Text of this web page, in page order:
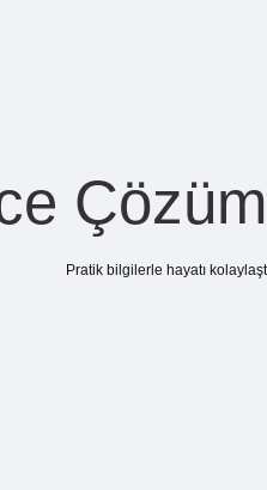
Pratik bilgilerle hayatı